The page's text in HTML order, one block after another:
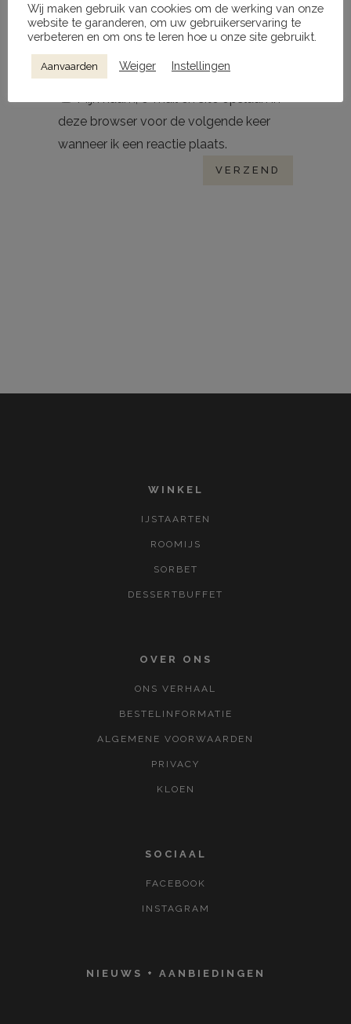
Mijn naam, e-mail en site opslaan in
deze browser voor de volgende keer
wanneer ik een reactie plaats.
WINKEL
IJSTAARTEN
ROOMIJS
SORBET
DESSERTBUFFET
OVER ONS
ONS VERHAAL
BESTELINFORMATIE
ALGEMENE VOORWAARDEN
PRIVACY
KLOEN
SOCIAAL
FACEBOOK
INSTAGRAM
NIEUWS + AANBIEDINGEN
Wij maken gebruik van cookies om de werking van onze
website te garanderen, om uw gebruikerservaring te
verbeteren en om ons te leren hoe u onze site gebruikt.
Aanvaarden Weiger Instellingen